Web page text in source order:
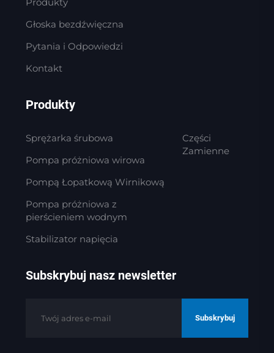
Głoska bezdźwięczna
Pytania i Odpowiedzi
Kontakt
Produkty
Sprężarka śrubowa
Pompa próżniowa wirowa
Pompą Łopatkową Wirnikową
Pompa próżniowa z
pierścieniem wodnym
Stabilizator napięcia
Części
Zamienne
Subskrybuj nasz newsletter
Subskrybuj